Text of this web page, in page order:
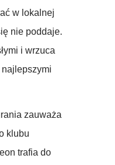
w lokalnej
nie poddaje.
i wrzuca
zauważa
klubu
trafia do